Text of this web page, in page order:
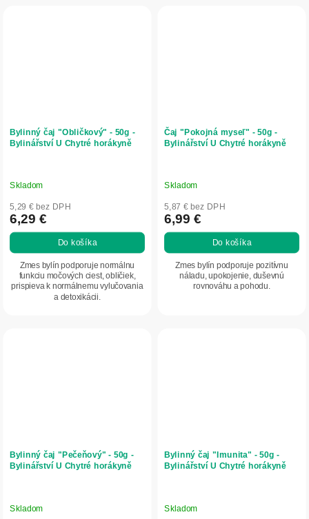
Bylinný čaj "Obličkový" - 50g -
Bylinářství U Chytré horákyně
Skladom
5,29 € bez DPH
6,29 €
Do košíka
Zmes bylín podporuje normálnu
funkciu močových ciest, obličiek,
prispieva k normálnemu vylučovania
a detoxikácii.
Čaj "Pokojná myseľ" - 50g -
Bylinářství U Chytré horákyně
Skladom
5,87 € bez DPH
6,99 €
Do košíka
Zmes bylín podporuje pozitívnu
náladu, upokojenie, duševnú
rovnováhu a pohodu.
Bylinný čaj "Pečeňový" - 50g -
Bylinářství U Chytré horákyně
Skladom
Bylinný čaj "Imunita" - 50g -
Bylinářství U Chytré horákyně
Skladom